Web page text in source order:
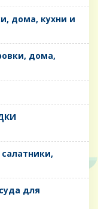
дома, кухни и
дома,
салатники,
для